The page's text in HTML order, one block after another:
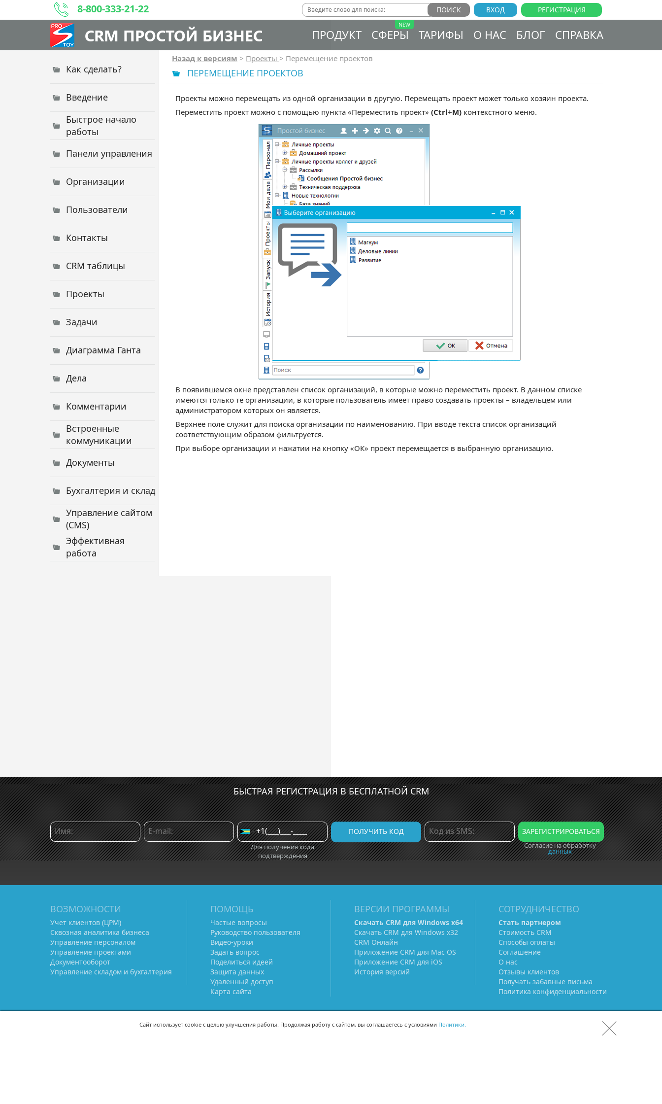
8-800-333-21-22 РЕГИСТРАЦИЯ
ВХОД
CRM ПРОСТОЙ БИЗНЕС ПРОДУКТ СФЕРЫ ТАРИФЫ О НАС БЛОГ СПРАВКА
Как сделать?
Введение
Быстрое начало
работы
Панели управления
Организации
Пользователи
Контакты
CRM таблицы
Проекты
Задачи
Диаграмма Ганта
Дела
Комментарии
Встроенные
коммуникации
Документы
Бухгалтерия и склад
Управление сайтом
(CMS)
Эффективная
работа
Назад к версиям > Проекты > Перемещение проектов
ПЕРЕМЕЩЕНИЕ ПРОЕКТОВ
Проекты можно перемещать из одной организации в другую. Перемещать проект может только хозяин проекта.
Переместить проект можно с помощью пункта «Переместить проект» (Ctrl+M) контекстного меню.
В появившемся окне представлен список организаций, в которые можно переместить проект. В данном списке
имеются только те организации, в которые пользователь имеет право создавать проекты – владельцем или
администратором которых он является.
Верхнее поле служит для поиска организации по наименованию. При вводе текста список организаций
соответствующим образом фильтруется.
При выборе организации и нажатии на кнопку «ОК» проект перемещается в выбранную организацию.
БЫСТРАЯ РЕГИСТРАЦИЯ В БЕСПЛАТНОЙ CRM
Для получения кода
подтверждения
Согласие на обработку
данных
ВОЗМОЖНОСТИ
Учет клиентов (ЦРМ)
Сквозная аналитика бизнеса
Управление персоналом
Управление проектами
Документооборот
Управление складом и бухгалтерия
ПОМОЩЬ
Частые вопросы
Руководство пользователя
Видео-уроки
Задать вопрос
Поделиться идеей
Защита данных
Удаленный доступ
Карта сайта
ВЕРСИИ ПРОГРАММЫ
Скачать CRM для Windows х64
Скачать CRM для Windows х32
CRM Онлайн
Приложение CRM для Mac OS
Приложение CRM для iOS
История версий
СОТРУДНИЧЕСТВО
Стать партнером
Стоимость CRM
Способы оплаты
Соглашение
О нас
Отзывы клиентов
Получать забавные письма
Политика конфиденциальности
Сайт использует cookie с целью улучшения работы. Продолжая работу с сайтом, вы соглашаетесь с условиями Политики.